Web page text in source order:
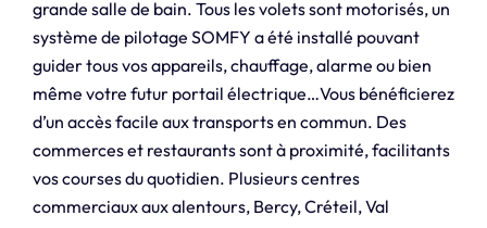
grande salle de bain. Tous les volets sont motorisés, un
système de pilotage SOMFY a été installé pouvant
guider tous vos appareils, chauffage, alarme ou bien
même votre futur portail électrique…Vous bénéficierez
d’un accès facile aux transports en commun. Des
commerces et restaurants sont à proximité, facilitants
vos courses du quotidien. Plusieurs centres
commerciaux aux alentours, Bercy, Créteil, Val